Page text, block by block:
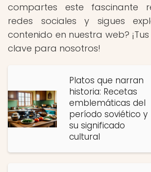
compartes este fascinante
redes sociales y sigues
contenido en nuestra web?
clave para nosotros!
Platos que narran
historia: Recetas
emblemáticas del
período soviético y
su significado
cultural